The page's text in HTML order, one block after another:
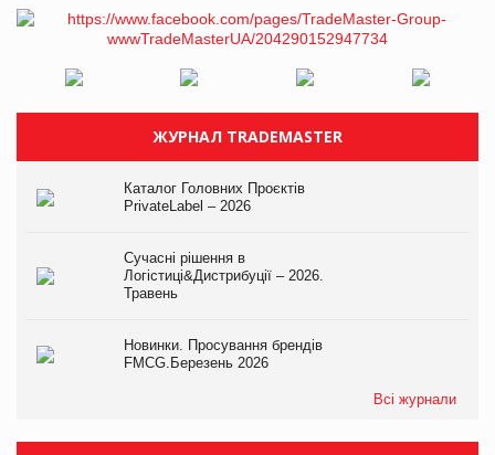
ЖУРНАЛ TRADEMASTER
Каталог Головних Проєктів
PrivateLabel – 2026
Сучасні рішення в
Логістиці&Дистрибуції – 2026.
Травень
Новинки. Просування брендів
FMCG.Березень 2026
Всі журнали